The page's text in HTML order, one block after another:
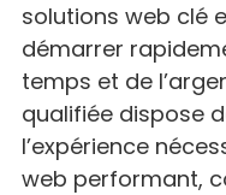
solutions web clé
démarrer
temps et de
qualifiée dispose
l’expérience
web performant,